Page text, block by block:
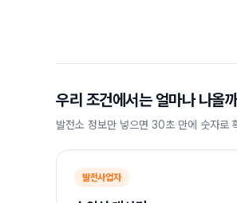
우리 조건에서는 얼마나 나올
발전소 정보만 넣으면 30초 만에 숫자로
발전사업자